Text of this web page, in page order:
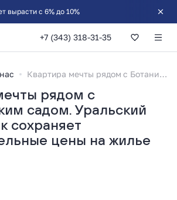
+7 (343) 318-31-35
Квартира мечты рядом с Ботаническим садом. Уральский застройщик сохраняет привлекательные цены на жилье
рядом с
садом. Уральский
сохраняет
цены на жилье